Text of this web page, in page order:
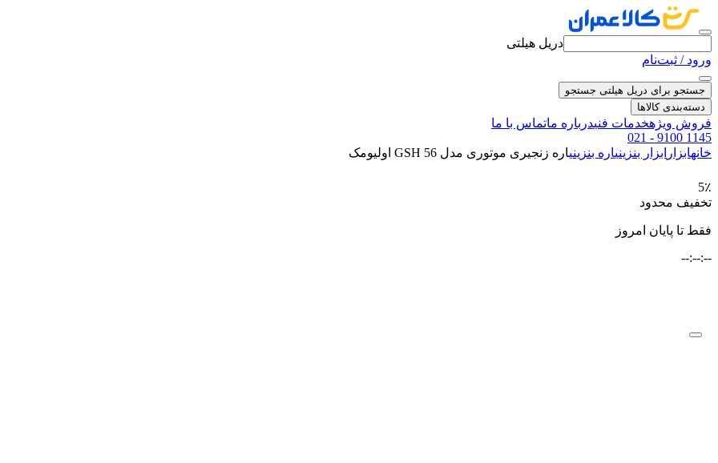
دریل هیلتی
ورود / ثبت‌نام
جستجو برای دریل هیلتی جستجو
دسته‌بندی کالاها
فروش ویژهخدمات فنیدرباره ماتماس با ما
021 - 9100 1145
خانهابزار ابزار بنزینیاره بنزینیاره زنجیری موتوری مدل GSH 56 اولیومک
5٪
تخفیف محدود
فقط تا پایان امروز
--:--:--